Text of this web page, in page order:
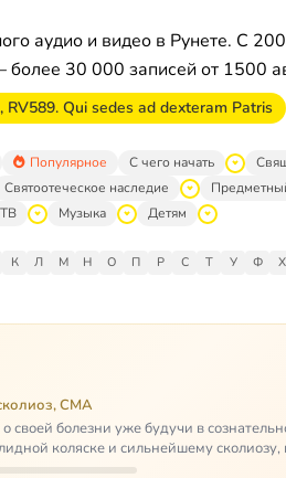
аудио и видео в Рунете. С
30 000 записей от 1500
RV589. Qui sedes ad dexteram Patris
Популярное С чего начать
Святоотеческое наследие
Музыка Детям
К Л М Н О П Р С Т У Ф Х
СМА
своей болезни уже будучи в
коляске и сильнейшему